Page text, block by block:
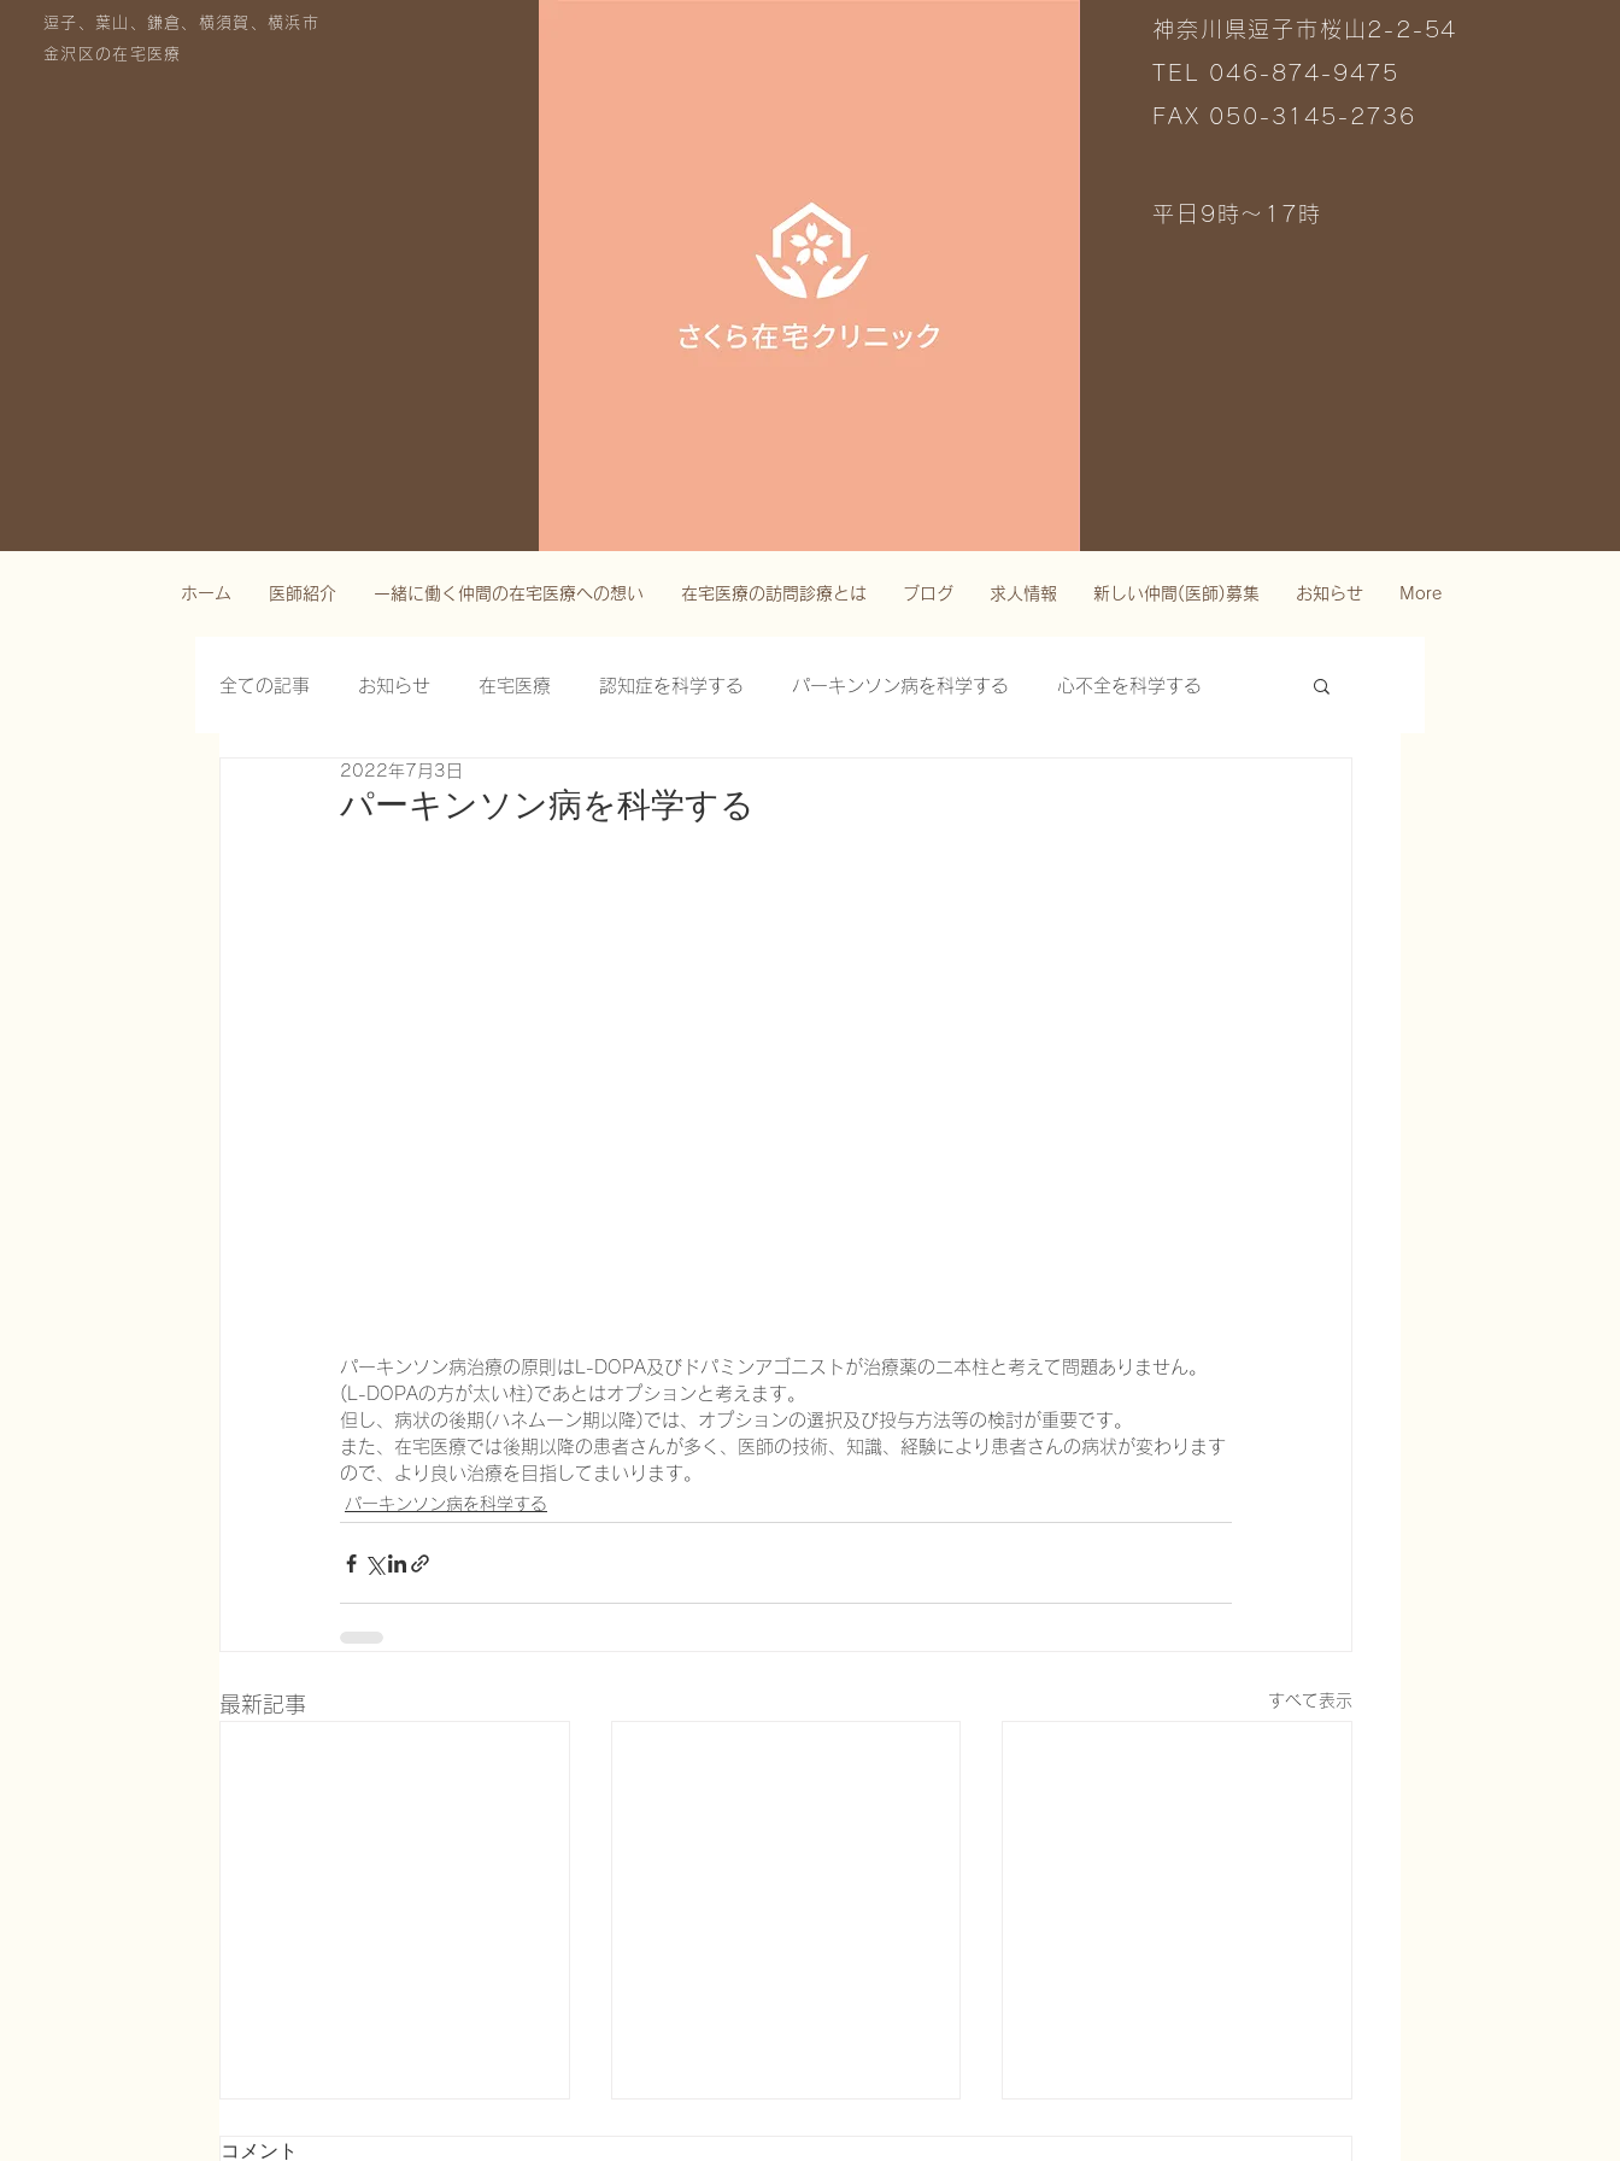
逗子、葉山、鎌倉、横須賀、横浜市
金沢区の在宅医療
神奈川県逗子市桜山2-2-54
TEL 046-874-9475
FAX 050-3145-2736
平日9時～17時
ホーム 医師紹介 一緒に働く仲間の在宅医療への想い 在宅医療の訪問診療とは ブログ 求人情報 新しい仲間(医師)募集 お知らせ More
全ての記事 お知らせ 在宅医療 認知症を科学する パーキンソン病を科学する 心不全を科学する
栄養管理を科学する
認知症について家族へ向けて 認知症の羅針盤 認知症は治せるか～認知症治療の羅針盤
神経障害性疼痛疼痛を科学する 在宅医療における褥瘡管理を科学する 精神疾患を科学する 頭痛を科学する
パーキンソン病を科学する
2022年7月3日
パーキンソン病治療の原則はL-DOPA及びドパミンアゴニストが治療薬の二本柱と考えて問題ありません。
(L-DOPAの方が太い柱)であとはオプションと考えます。
但し、病状の後期(ハネムーン期以降)では、オプションの選択及び投与方法等の検討が重要です。
また、在宅医療では後期以降の患者さんが多く、医師の技術、知識、経験により患者さんの病状が変わります
ので、より良い治療を目指してまいります。
パーキンソン病を科学する
最新記事 すべて表示
コメント